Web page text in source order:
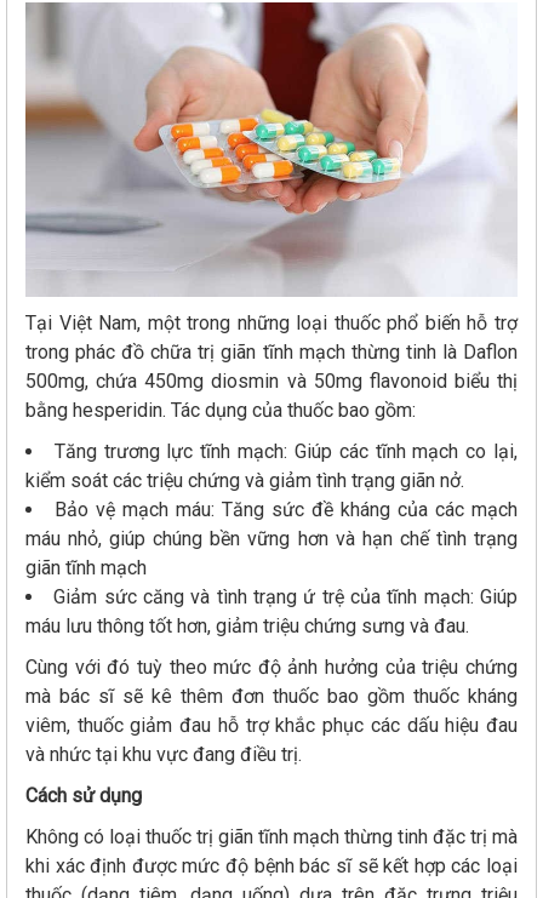
Tại Việt Nam, một trong những loại thuốc phổ biến hỗ trợ
trong phác đồ chữa trị giãn tĩnh mạch thừng tinh là Daflon
500mg, chứa 450mg diosmin và 50mg flavonoid biểu thị
bằng hesperidin. Tác dụng của thuốc bao gồm:
Tăng trương lực tĩnh mạch: Giúp các tĩnh mạch co lại,
kiểm soát các triệu chứng và giảm tình trạng giãn nở.
Bảo vệ mạch máu: Tăng sức đề kháng của các mạch
máu nhỏ, giúp chúng bền vững hơn và hạn chế tình trạng
giãn tĩnh mạch
Giảm sức căng và tình trạng ứ trệ của tĩnh mạch: Giúp
máu lưu thông tốt hơn, giảm triệu chứng sưng và đau.
Cùng với đó tuỳ theo mức độ ảnh hưởng của triệu chứng
mà bác sĩ sẽ kê thêm đơn thuốc bao gồm thuốc kháng
viêm, thuốc giảm đau hỗ trợ khắc phục các dấu hiệu đau
và nhức tại khu vực đang điều trị.
Cách sử dụng
Không có loại thuốc trị giãn tĩnh mạch thừng tinh đặc trị mà
khi xác định được mức độ bệnh bác sĩ sẽ kết hợp các loại